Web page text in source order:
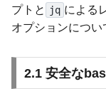
プトと
jq による
オプションについ
2.1 安全な